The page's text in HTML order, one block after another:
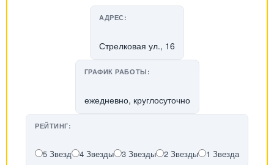
АДРЕС:
Стрелковая ул., 16
ГРАФИК РАБОТЫ:
ежедневно, круглосуточно
РЕЙТИНГ:
5 Звезд 4 Звезды 3 Звезды 2 Звезды 1 Звезда